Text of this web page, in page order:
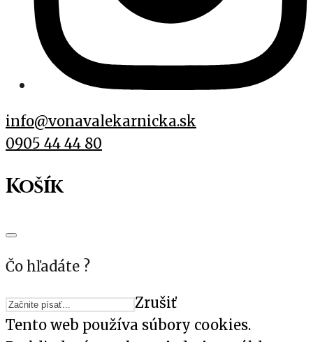
info@vonavalekarnicka.sk
0905 44 44 80
Košík
Čo hľadáte ?
Zrušiť
Tento web používa súbory cookies.